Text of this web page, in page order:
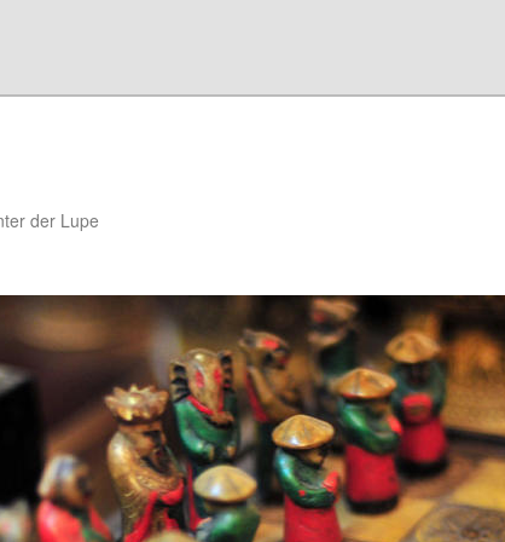
der Lupe